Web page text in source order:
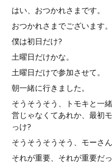
はい、おつかれさまです。
おつかれさまでございます。
僕は初日だけ?
土曜日だけかな。
土曜日だけで参加させて。
朝一緒に行きました。
そうそうそう、トモキと一
営じゃなくてあれか、最初
っけ?
そうそうそうそう、モーさん
それが重要、それが重要だっ